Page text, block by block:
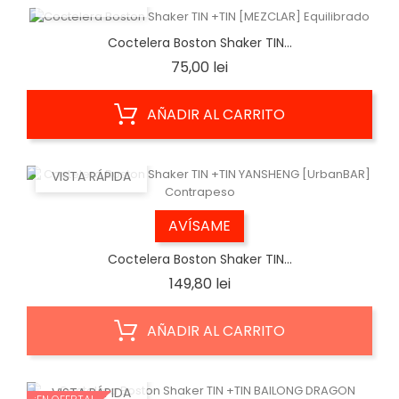
Coctelera Boston Shaker TIN...
75,00 leiPrecio
AÑADIR AL CARRITO
VISTA RÁPIDA
AVÍSAME
Coctelera Boston Shaker TIN...
149,80 leiPrecio
AÑADIR AL CARRITO
VISTA RÁPIDA